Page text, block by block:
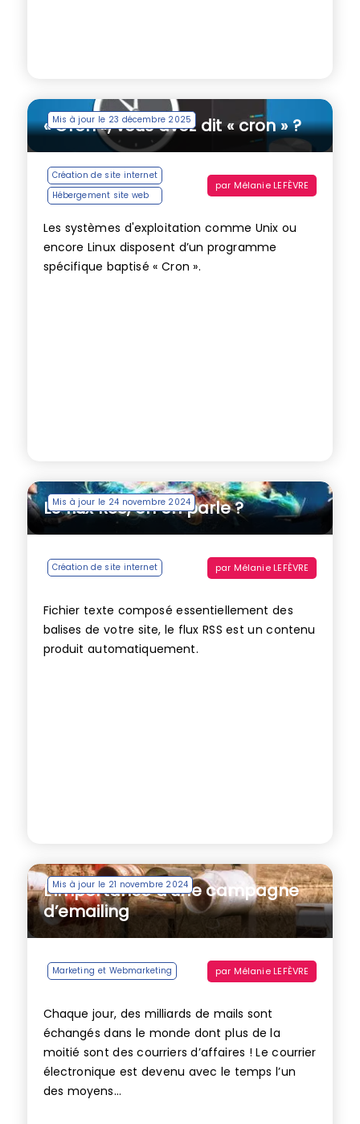
Mis à jour le 23 décembre 2025
« Cron », vous avez dit « cron » ?
Création de site internet
Hébergement site web
par Mélanie LEFÈVRE
Les systèmes d'exploitation comme Unix ou
encore Linux disposent d’un programme
spécifique baptisé « Cron ».
Mis à jour le 24 novembre 2024
Le flux RSS, on en parle ?
Création de site internet par Mélanie LEFÈVRE
Fichier texte composé essentiellement des
balises de votre site, le flux RSS est un contenu
produit automatiquement.
Mis à jour le 21 novembre 2024
L’importance d’une campagne
d’emailing
Marketing et Webmarketing par Mélanie LEFÈVRE
Chaque jour, des milliards de mails sont
échangés dans le monde dont plus de la
moitié sont des courriers d’affaires ! Le courrier
électronique est devenu avec le temps l’un
des moyens...